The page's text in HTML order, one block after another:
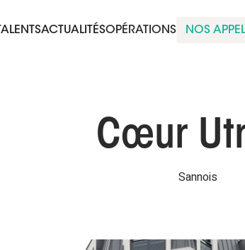
TALENTSACTUALITÉSOPÉRATIONS NOS
Cœur
Sannois